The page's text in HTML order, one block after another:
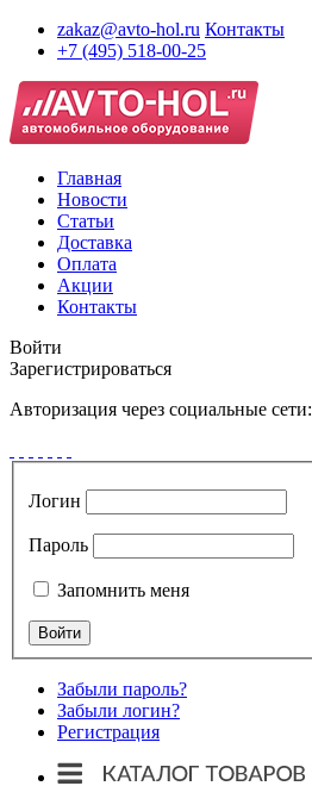
zakaz@avto-hol.ru Контакты
+7 (495) 518-00-25
Главная
Новости
Статьи
Доставка
Оплата
Акции
Контакты
Войти
Зарегистрироваться
Авторизация через социальные сети:
Логин
Пароль
Запомнить меня
Забыли пароль?
Забыли логин?
Регистрация